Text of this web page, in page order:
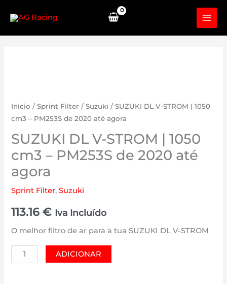
content
Início /Sprint Filter /Suzuki / SUZUKI DL V-STROM | 1050
cm3 – PM253S de 2020 até agora
SUZUKI DL V-STROM | 1050
cm3 – PM253S de 2020 até
agora
Sprint Filter,Suzuki
113.16€ Iva Incluído
O melhor filtro de ar para a tua SUZUKI DL V-STROM
Quantidade
de
ADICIONAR